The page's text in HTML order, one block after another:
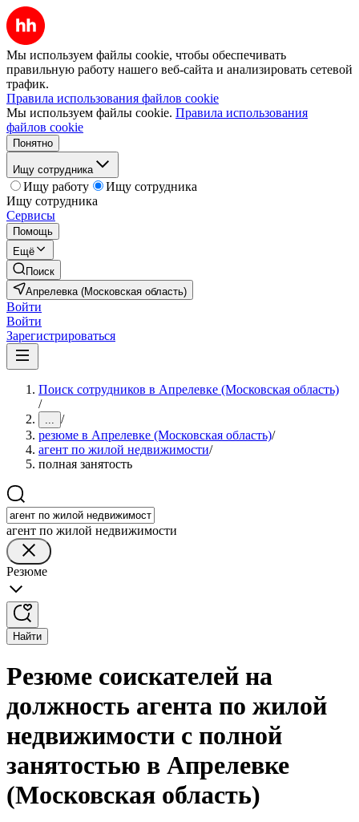
Мы используем файлы cookie, чтобы обеспечивать
правильную работу нашего веб-сайта и анализировать сетевой
трафик.
Правила использования файлов cookie
Мы используем файлы cookie. Правила использования
файлов cookie
Понятно
Ищу сотрудника
Ищу работу
Ищу сотрудника
Ищу сотрудника
Сервисы
Помощь
Ещё
Поиск
Апрелевка (Московская область)
Войти
Войти
Зарегистрироваться
Поиск сотрудников в Апрелевке (Московская область)
/
... /
резюме в Апрелевке (Московская область)/
агент по жилой недвижимости/
полная занятость
агент по жилой недвижимости
Резюме
Найти
Резюме соискателей на
должность агента по жилой
недвижимости с полной
занятостью в Апрелевке
(Московская область)